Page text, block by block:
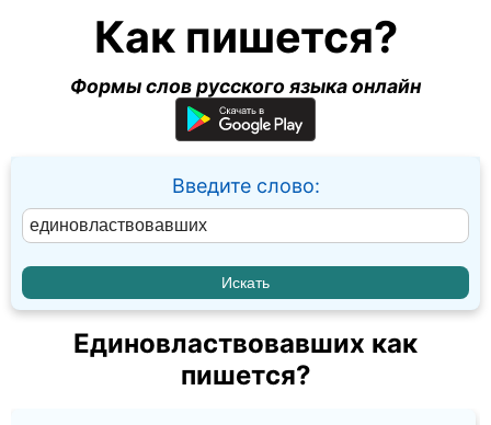
Как пишется?
Формы слов русского языка онлайн
Введите слово:
Единовластвовавших как
пишется?